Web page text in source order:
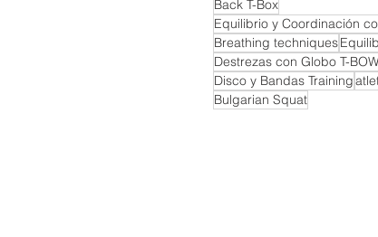
Back T-Box
Equilibrio y Coordinación
Breathing techniques
Destrezas con Globo T-BOW
Disco y Bandas Training
Bulgarian Squat